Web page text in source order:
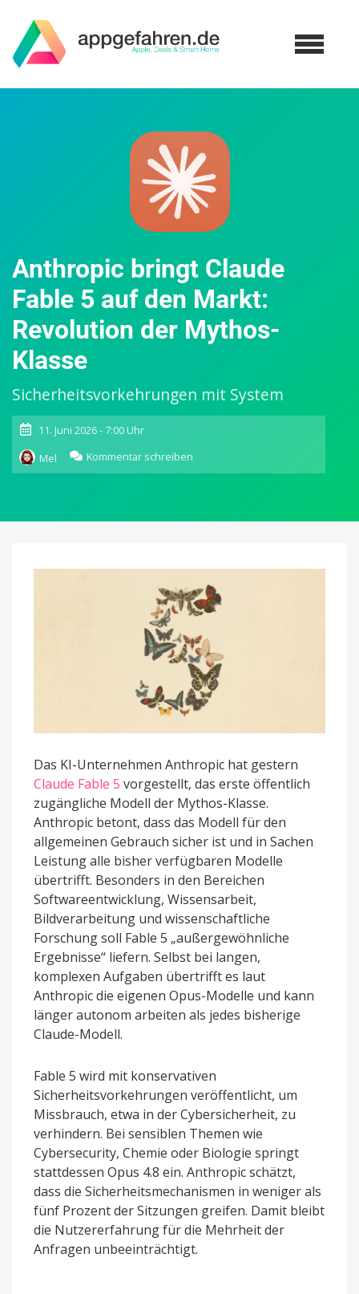
Anthropic bringt Claude
Fable 5 auf den Markt:
Revolution der Mythos-
Klasse
Sicherheitsvorkehrungen mit System
11. Juni 2026 - 7:00 Uhr
Mel
Kommentar schreiben
Anthropic
Revolution
der
Klasse
Das KI-Unternehmen Anthropic hat gestern
Claude Fable 5 vorgestellt, das erste öffentlich
zugängliche Modell der Mythos-Klasse.
Anthropic betont, dass das Modell für den
allgemeinen Gebrauch sicher ist und in Sachen
Leistung alle bisher verfügbaren Modelle
übertrifft. Besonders in den Bereichen
Softwareentwicklung, Wissensarbeit,
Bildverarbeitung und wissenschaftliche
Forschung soll Fable 5 „außergewöhnliche
Ergebnisse“ liefern. Selbst bei langen,
komplexen Aufgaben übertrifft es laut
Anthropic die eigenen Opus-Modelle und kann
länger autonom arbeiten als jedes bisherige
Claude-Modell.
Fable 5 wird mit konservativen
Sicherheitsvorkehrungen veröffentlicht, um
Missbrauch, etwa in der Cybersicherheit, zu
verhindern. Bei sensiblen Themen wie
Cybersecurity, Chemie oder Biologie springt
stattdessen Opus 4.8 ein. Anthropic schätzt,
dass die Sicherheitsmechanismen in weniger als
fünf Prozent der Sitzungen greifen. Damit bleibt
die Nutzererfahrung für die Mehrheit der
Anfragen unbeeinträchtigt.